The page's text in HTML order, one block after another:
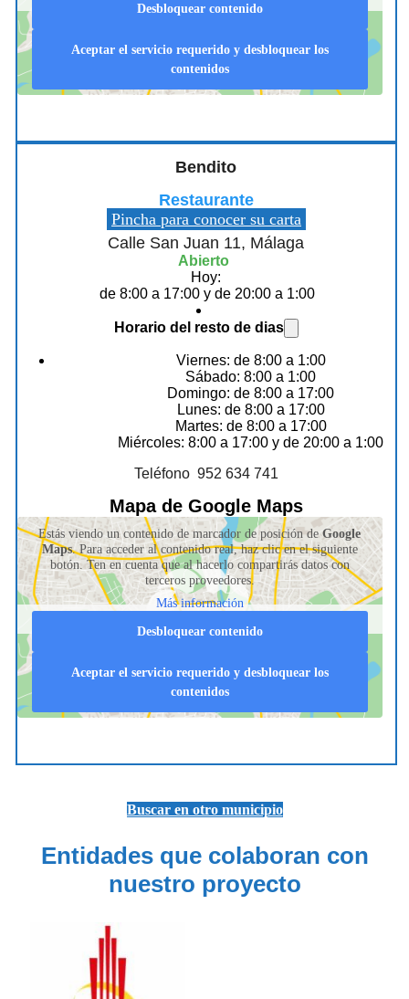
Desbloquear contenido
Aceptar el servicio requerido y desbloquear los
contenidos
Bendito
Restaurante
Pincha para conocer su carta
Calle San Juan 11, Málaga
Abierto
Hoy:
de 8:00 a 17:00 y de 20:00 a 1:00
Horario del resto de dias
Viernes: de 8:00 a 1:00
Sábado: 8:00 a 1:00
Domingo: de 8:00 a 17:00
Lunes: de 8:00 a 17:00
Martes: de 8:00 a 17:00
Miércoles: 8:00 a 17:00 y de 20:00 a 1:00
Teléfono 952 634 741
Mapa de Google Maps
Estás viendo un contenido de marcador de posición deGoogle
Maps. Para acceder al contenido real, haz clic en el siguiente
botón. Ten en cuenta que al hacerlo compartirás datos con
terceros proveedores.
Más información
Desbloquear contenido
Aceptar el servicio requerido y desbloquear los
contenidos
Buscar en otro municipio
Entidades que colaboran con
nuestro proyecto